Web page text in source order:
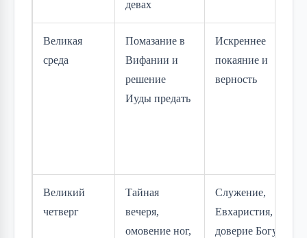
девах
Великая
среда
Помазание в
Вифании и
решение
Иуды предать
Искреннее
покаяние и
верность
Великий
четверг
Тайная
вечеря,
омовение ног,
Служение,
Евхаристия,
доверие Богу в